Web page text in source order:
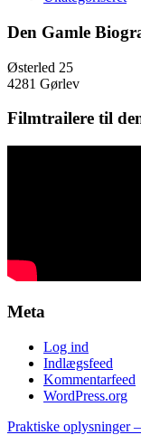
Den Gamle
Østerled 25
4281 Gørlev
Filmtrailere til
Meta
Log ind
Indlægsfeed
Kommentarfeed
WordPress.org
Praktiske oplysninger